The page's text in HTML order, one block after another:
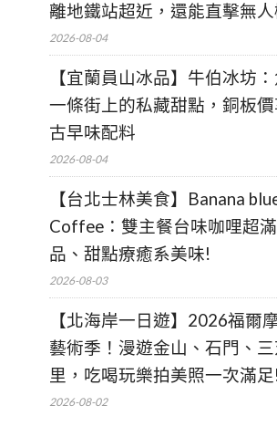
離地鐵站超近，還能直擊無人
2026-08-04
【宜蘭員山冰品】牛伯冰坊
一條街上的私藏甜點，銅板
古早味配料
2026-08-04
【台北士林美食】Banana
Coffee：雙主餐台味咖哩超
品、甜點療癒系美味!
2026-08-03
【北海岸一日遊】2026福爾
藝術季！漫遊金山、石門、
里，吃喝玩樂拍美照一次滿
2026-08-02